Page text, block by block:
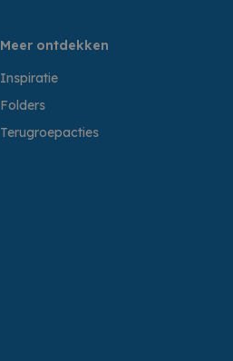
Meer ontdekken
Inspiratie
Folders
Terugroepacties